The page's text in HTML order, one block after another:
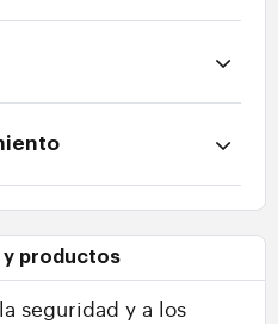
y productos
seguridad y a los